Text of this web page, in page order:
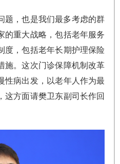
题，也是我们最多考虑的群
的重大战略，包括老年服务
度，包括老年长期护理保险
施。这次门诊保障机制改革
性病出发，以老年人作为最
这方面请樊卫东副司长作回